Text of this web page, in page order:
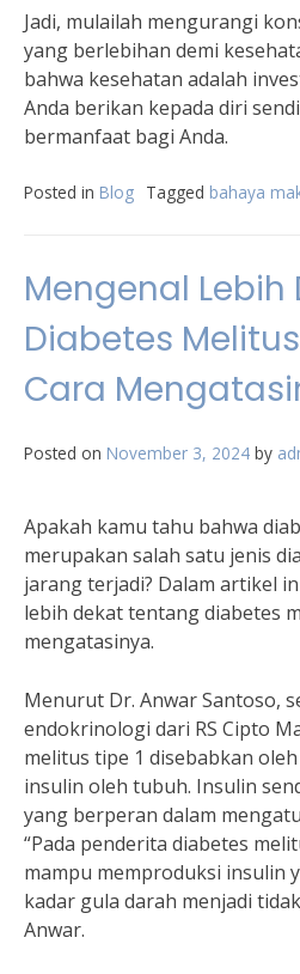
Jadi, mulailah mengurangi
yang berlebihan demi
bahwa kesehatan adalah
Anda berikan kepada diri
bermanfaat bagi Anda.
Posted in Blog Tagged bahaya
Mengenal Lebih
Diabetes
Cara
Posted on November 3, 2024 by
Apakah kamu tahu bahwa
merupakan salah satu jenis
jarang terjadi? Dalam artikel
lebih dekat tentang diabetes
mengatasinya.
Menurut Dr. Anwar Santoso,
endokrinologi dari RS Cipto
melitus tipe 1 disebabkan
insulin oleh tubuh. Insulin
yang berperan dalam
“Pada penderita diabetes
mampu memproduksi insulin
kadar gula darah menjadi
Anwar.